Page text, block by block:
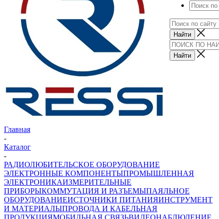
Главная
-
Каталог
-
РАДИОЛЮБИТЕЛЬСКОЕ ОБОРУДОВАНИЕ
ЭЛЕКТРОННЫЕ КОМПОНЕНТЫПРОМЫШЛЕННАЯ
ЭЛЕКТРОНИКАИЗМЕРИТЕЛЬНЫЕ
ПРИБОРЫКОММУТАЦИЯ И РАЗЪЕМЫПАЯЛЬНОЕ
ОБОРУДОВАНИЕИСТОЧНИКИ ПИТАНИЯИНСТРУМЕНТ
И МАТЕРИАЛЫПРОВОДА И КАБЕЛЬНАЯ
ПРОДУКЦИЯМОБИЛЬНАЯ СВЯЗЬВИДЕОНАБЛЮДЕНИЕ